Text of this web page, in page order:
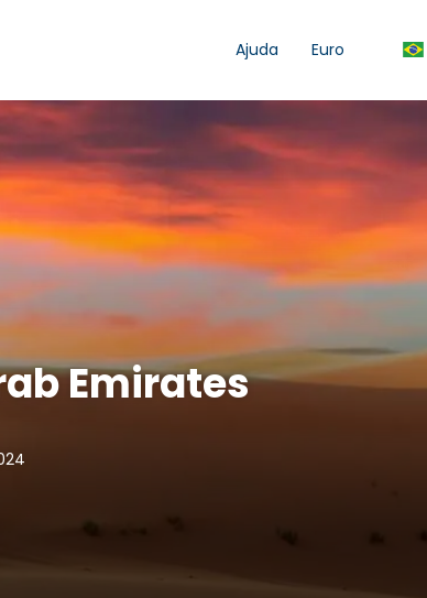
Ajuda Euro
Emirates